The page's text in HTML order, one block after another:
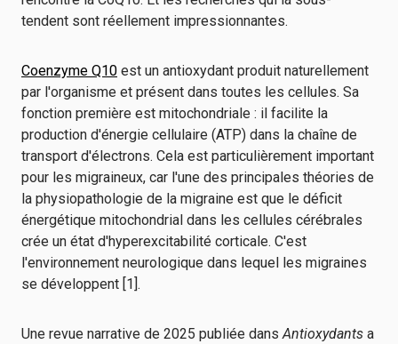
tendent sont réellement impressionnantes.
Coenzyme Q10 est un antioxydant produit naturellement
par l'organisme et présent dans toutes les cellules. Sa
fonction première est mitochondriale : il facilite la
production d'énergie cellulaire (ATP) dans la chaîne de
transport d'électrons. Cela est particulièrement important
pour les migraineux, car l'une des principales théories de
la physiopathologie de la migraine est que le déficit
énergétique mitochondrial dans les cellules cérébrales
crée un état d'hyperexcitabilité corticale. C'est
l'environnement neurologique dans lequel les migraines
se développent [1].
Une revue narrative de 2025 publiée dansAntioxydants a